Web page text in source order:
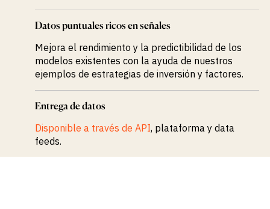
Datos puntuales ricos en señales
Mejora el rendimiento y la predictibilidad de los
modelos existentes con la ayuda de nuestros
ejemplos de estrategias de inversión y factores.
Entrega de datos
Disponible a través de API, plataforma y data
feeds.